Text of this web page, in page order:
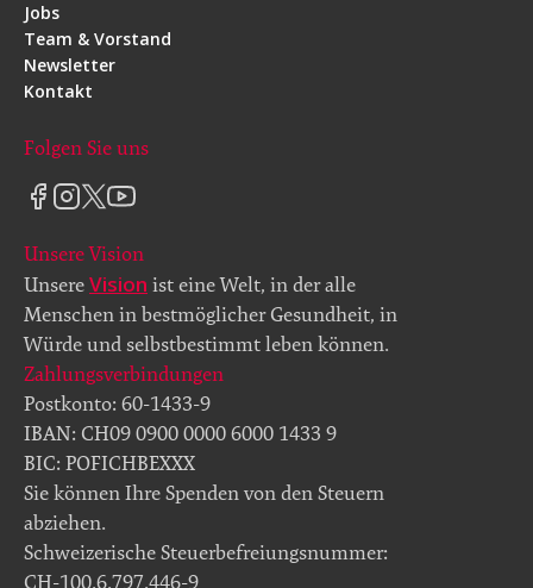
Jobs
Team & Vorstand
Newsletter
Kontakt
Folgen Sie uns
Unsere Vision
Unsere Vision ist eine Welt, in der alle
Menschen in bestmöglicher Gesundheit, in
Würde und selbstbestimmt leben können.
Zahlungsverbindungen
Postkonto: 60-1433-9
IBAN: CH09 0900 0000 6000 1433 9
BIC: POFICHBEXXX
Sie können Ihre Spenden von den Steuern
abziehen.
Schweizerische Steuerbefreiungsnummer:
CH-100.6.797.446-9